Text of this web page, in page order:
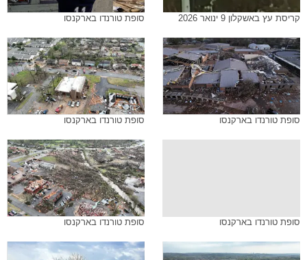
קריסת עץ באשקלון 9 ינואר 2026 סופת טורנדו בארקנסו
סופת טורנדו בארקנסו סופת טורנדו בארקנסו
סופת טורנדו בארקנסו סופת טורנדו בארקנסו